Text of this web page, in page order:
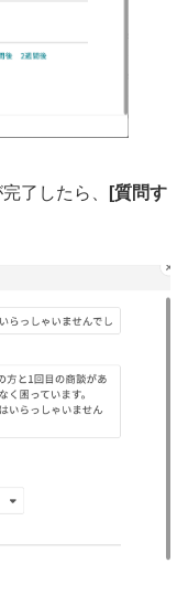
了したら、
[質問す